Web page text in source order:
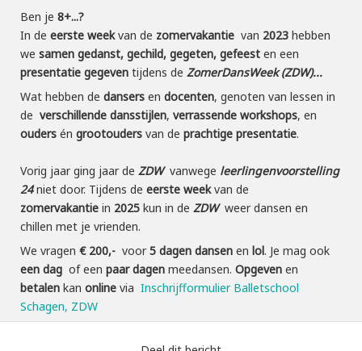
Ben je 8+...?
In de eerste weekvan de zomervakantie van 2023 hebben
we samen gedanst, gechild, gegeten, gefeest en een
presentatie gegeven tijdens de ZomerDansWeek (ZDW)...
Wat hebben de dansers en docenten, genoten van lessen in
de verschillende dansstijlen, verrassende workshops, en
ouders én grootouders van de prachtige presentatie.
Vorig jaar ging jaar de ZDW vanwege leerlingenvoorstelling
24niet door. Tijdens de eerste weekvan de
zomervakantie in 2025 kun in de ZDW weer dansen en
chillen met je vrienden.
We vragen € 200,- voor5 dagen dansen en lol. Je mag ook
een dag of een paar dagen meedansen. Opgeven en
betalen kan online via Inschrijfformulier Balletschool
Schagen, ZDW